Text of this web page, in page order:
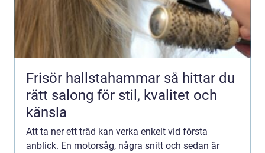
Frisör hallstahammar så hittar du
rätt salong för stil, kvalitet och
känsla
Att ta ner ett träd kan verka enkelt vid första
anblick. En motorsåg, några snitt och sedan är